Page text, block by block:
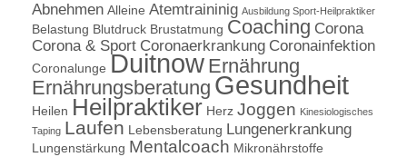
Abnehmen Alleine Atemtraininig Ausbildung Sport-Heilpraktiker
Belastung Blutdruck Brustatmung Coaching Corona
Corona & Sport Coronaerkrankung Coronainfektion
Coronalunge Duitnow Ernährung
Ernährungsberatung Gesundheit
Heilen Heilpraktiker Herz Joggen Kinesiologisches
Taping Laufen Lebensberatung Lungenerkrankung
Lungenstärkung Mentalcoach Mikronährstoffe